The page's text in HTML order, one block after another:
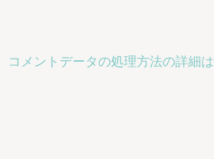
コメントデータの処理方法の詳細は